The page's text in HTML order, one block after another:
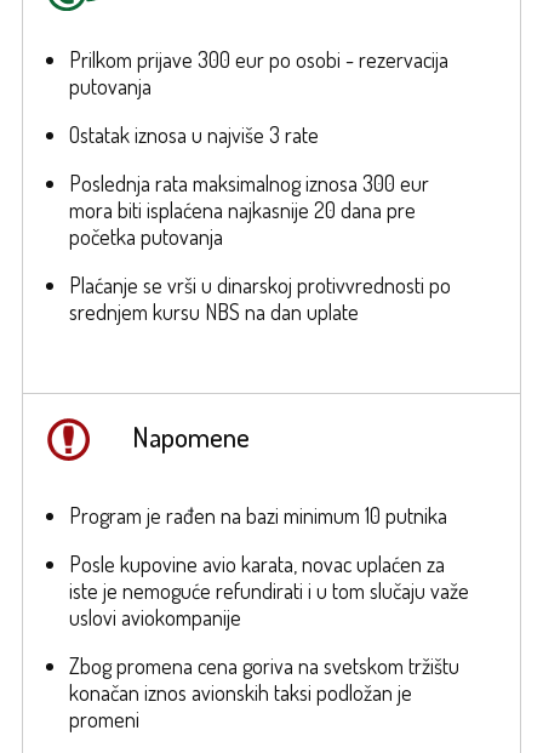
Prilkom prijave 300 eur po osobi - rezervacija
putovanja
Ostatak iznosa u najviše 3 rate
Poslednja rata maksimalnog iznosa 300 eur
mora biti isplaćena najkasnije 20 dana pre
početka putovanja
Plaćanje se vrši u dinarskoj protivvrednosti po
srednjem kursu NBS na dan uplate
Napomene
Program je rađen na bazi minimum 10 putnika
Posle kupovine avio karata, novac uplaćen za
iste je nemoguće refundirati i u tom slučaju važe
uslovi aviokompanije
Zbog promena cena goriva na svetskom tržištu
konačan iznos avionskih taksi podložan je
promeni